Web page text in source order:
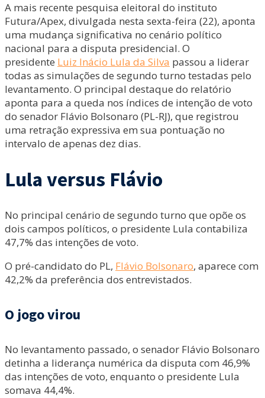
A mais recente pesquisa eleitoral do instituto
Futura/Apex, divulgada nesta sexta-feira (22), aponta
uma mudança significativa no cenário político
nacional para a disputa presidencial. O
presidente Luiz Inácio Lula da Silva passou a liderar
todas as simulações de segundo turno testadas pelo
levantamento. O principal destaque do relatório
aponta para a queda nos índices de intenção de voto
do senador Flávio Bolsonaro (PL-RJ), que registrou
uma retração expressiva em sua pontuação no
intervalo de apenas dez dias.
Lula versus Flávio
No principal cenário de segundo turno que opõe os
dois campos políticos, o presidente Lula contabiliza
47,7% das intenções de voto.
O pré-candidato do PL, Flávio Bolsonaro, aparece com
42,2% da preferência dos entrevistados.
O jogo virou
No levantamento passado, o senador Flávio Bolsonaro
detinha a liderança numérica da disputa com 46,9%
das intenções de voto, enquanto o presidente Lula
somava 44,4%.